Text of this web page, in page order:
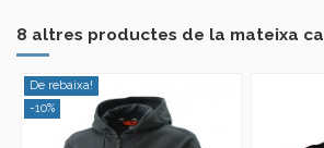
8 altres productes de la mateixa
De rebaixa!
-10%